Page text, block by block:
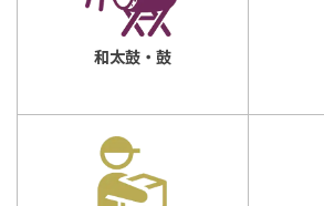
和太鼓・鼓